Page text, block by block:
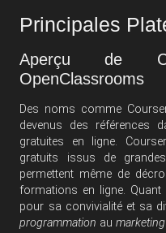
Principales
Aperçu de
OpenClassrooms
Des noms comme
devenus des références
gratuites en ligne.
gratuits issus de
permettent même de
formations en ligne.
pour sa convivialité et sa
programmation au